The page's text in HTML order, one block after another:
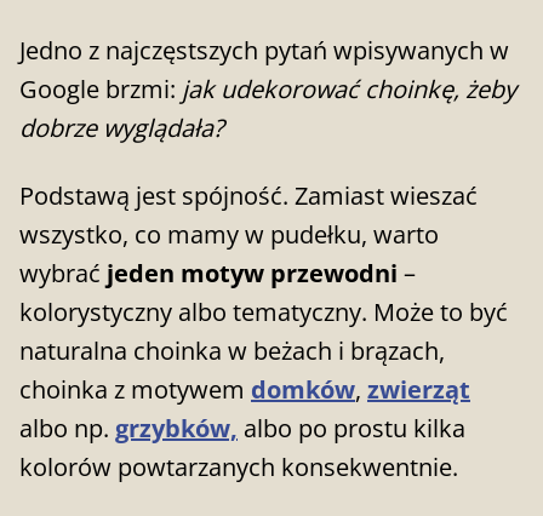
Jedno z najczęstszych pytań wpisywanych w
Google brzmi: jak udekorować choinkę, żeby
dobrze wyglądała?
Podstawą jest spójność. Zamiast wieszać
wszystko, co mamy w pudełku, warto
wybrać jeden motyw przewodni –
kolorystyczny albo tematyczny. Może to być
naturalna choinka w beżach i brązach,
choinka z motywem domków, zwierząt
albo np. grzybków, albo po prostu kilka
kolorów powtarzanych konsekwentnie.